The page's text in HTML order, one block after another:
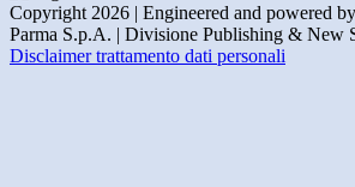
Copyright 2026 | Engineered and powered
Parma S.p.A. | Divisione Publishing & New
Disclaimer trattamento dati personali